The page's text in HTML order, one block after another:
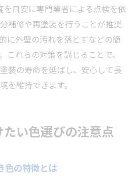
を目安に専門業者による点検を依
補修や再塗装を行うことが推奨
に外壁の汚れを落とすなどの簡
これらの対策を講じることで、
装の寿命を延ばし、安心して長
を維持できます。
い色選びの注意点
色の特徴とは